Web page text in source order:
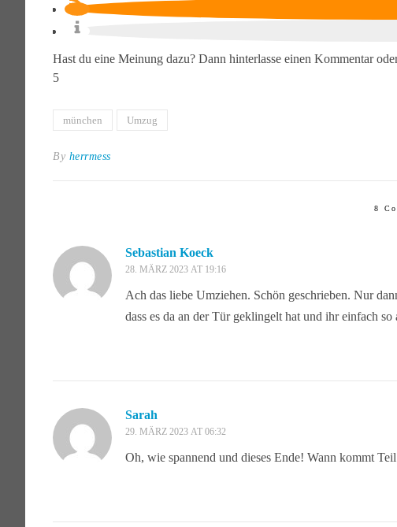
Hast du eine Meinung dazu? Dann hinterlasse einen Kommentar
5
münchen Umzug
By herrmess
8
Sebastian Koeck
28. MÄRZ 2023 AT 19:16
Ach das liebe Umziehen. Schön geschrieben. Nur
dass es da an der Tür geklingelt hat und ihr einfach so
Sarah
29. MÄRZ 2023 AT 06:32
Oh, wie spannend und dieses Ende! Wann kommt